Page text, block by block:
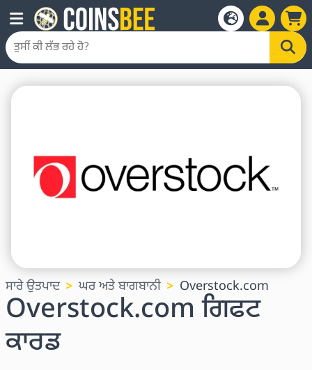
ਸਾਰੇ ਉਤਪਾਦ ਘਰ ਅਤੇ ਬਾਗਬਾਨੀ Overstock.com
Overstock.com ਗਿਫਟ
ਕਾਰਡ